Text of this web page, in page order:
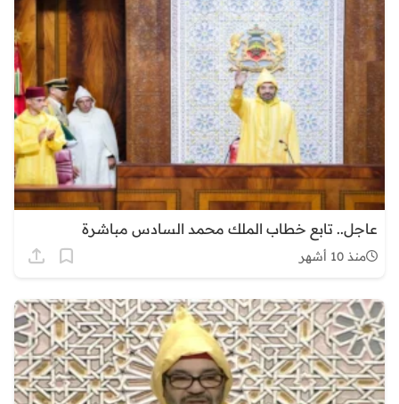
عاجل.. تابع خطاب الملك محمد السادس مباشرة
منذ 10 أشهر